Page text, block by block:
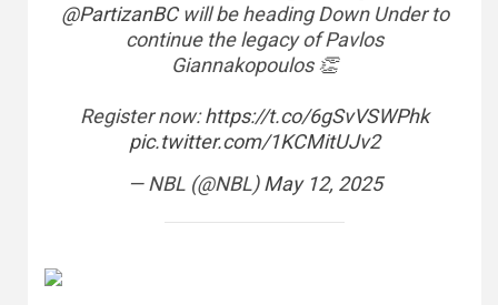
@PartizanBCwill be heading Down Under to
continue the legacy of Pavlos
Giannakopoulos 👏
Register now:https://t.co/6gSvVSWPhk
pic.twitter.com/1KCMitUJv2
— NBL (@NBL)May 12, 2025